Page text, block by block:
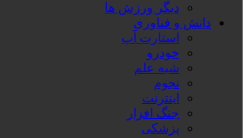
دیگر ورزش ها
دانش و فناوری
استارت آپ
خودرو
شبه علم
نجوم
اینترنت
جنگ افزار
پزشکی